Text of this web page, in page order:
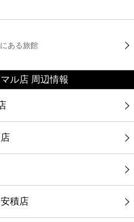
ある旅館
ル店 周辺情報
積店